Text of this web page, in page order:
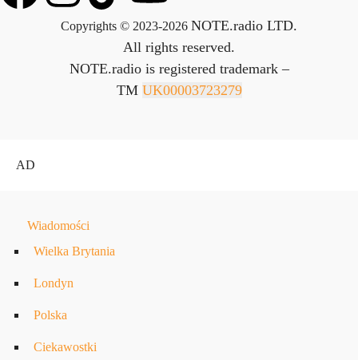
Copyrights © 2023-2026 NOTE.radio LTD.
All rights reserved.
NOTE.radio is registered trademark –
TM UK00003723279
AD
Wiadomości
Wielka Brytania
Londyn
Polska
Ciekawostki